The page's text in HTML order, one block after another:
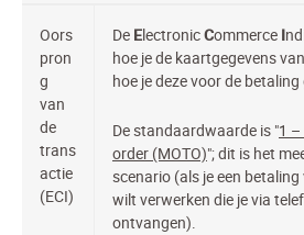
Oors
pron
g
van
de
trans
actie
(ECI)
De ElectronicCommerce I
hoe je de kaartgegevens
hoe je deze voor de
De standaardwaarde is "1
order (MOTO)"; dit is het
scenario (als je een
wilt verwerken die je via
ontvangen).